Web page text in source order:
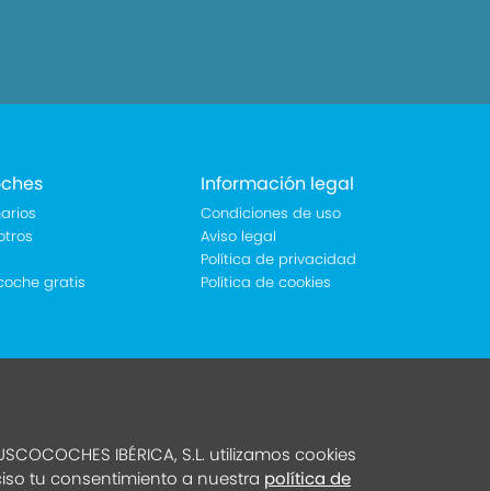
gratis
Información legal
Condiciones de uso
Aviso legal
Política de privacidad
Política de cookies
IBÉRICA, S.L. utilizamos cookies
tu consentimiento a nuestra política de